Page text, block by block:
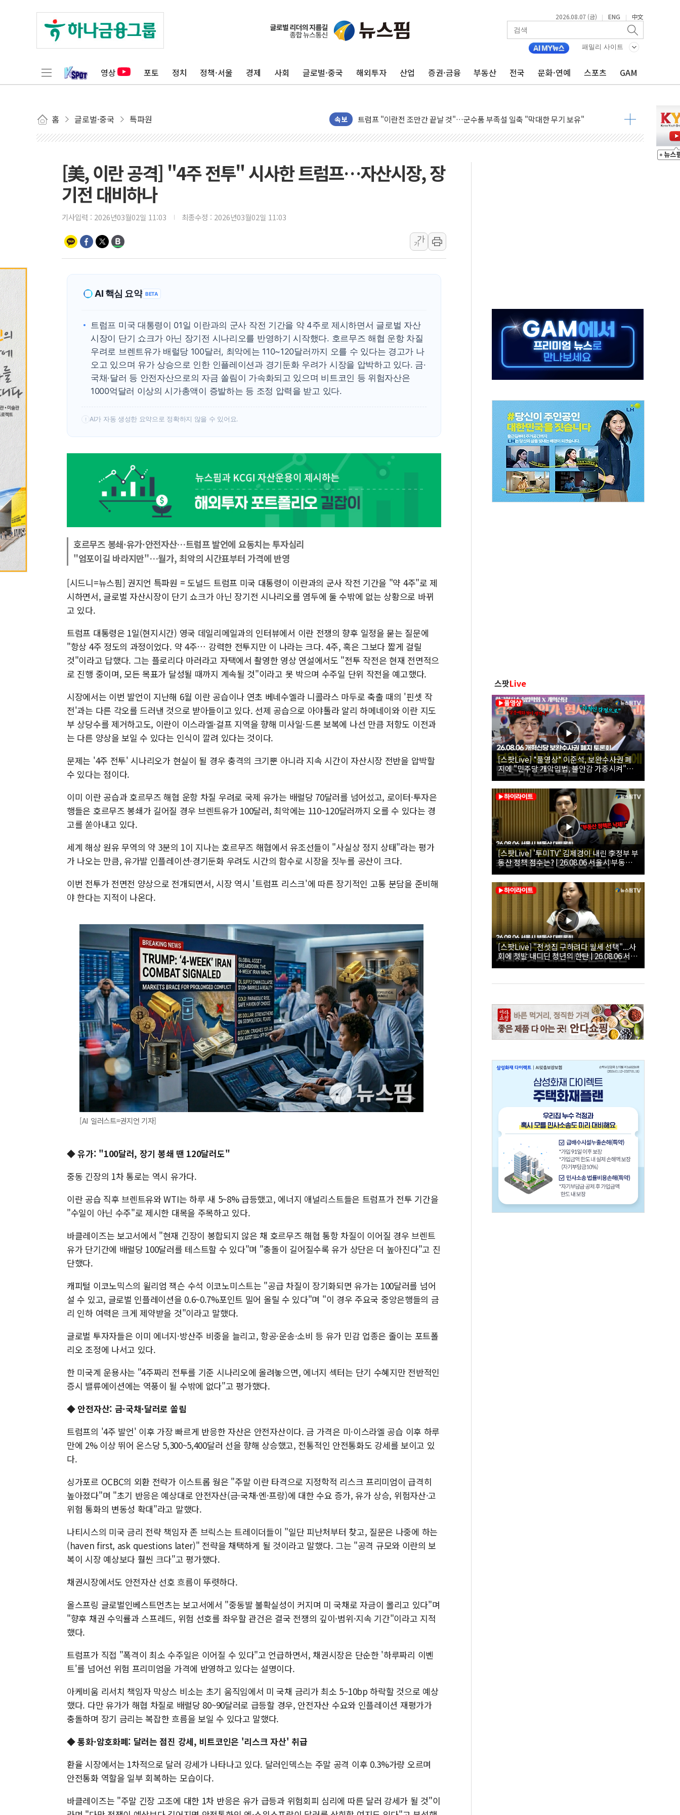
2026.08.07 (금) | ENG | 中文
패밀리 사이트
영상 포토 정치 정책·서울 경제 사회 글로벌·중국 해외투자 산업 증권·금융 부동산 전국 문화·연예 스포츠 GAM
홈 글로벌·중국 특파원 속보
카드사 고객 유입 창구 된 '트래블카드'…휴가철 넘어 장기 고객 묶는다
제나벨, 배우 공승연 브랜드 모델 발탁… 부산 광안서 약국 팝업스토어 운영
[채권/외환] 국제유가 급등에 미 국채금리·달러 동반 상승…시장, 美 고용지표 촉각
트럼프, '원정출산 시민권 차단' 행정명령 서명…출생시민권 제한 재시동
현대리바트, 원가 개선으로 실적 방어…다음 과제는 '외형 확대'
"세금 부담 덜자"…비거주 1주택자 귀환 조짐에 전월세시장 '긴장'
[금/유가] 이란의 호르무즈 해협 통항 제한 검토에 유가 3% 급등…금값 보합
뉴욕증시, 유가·금리 부담에 하락…다우 5거래일 랠리 '마침표'
[오늘의 정치일정] 8월 7일(금)
[오늘의 국회일정] 상임위·세미나·기자회견·주요 정당 - 8월 7일
구광모, 내주 실리콘밸리서 젠슨 황 재회…로봇·AI 데이터센터·모빌리티 구체화
[美, 이란 공격] "4주 전투" 시사한 트럼프…자산시장, 장
기전 대비하나
기사입력 : 2026년03월02일 11:03 최종수정 : 2026년03월02일 11:03
가
가
AI 핵심 요약 BETA
트럼프 미국 대통령이 01일 이란과의 군사 작전 기간을 약 4주로 제시하면서 글로벌 자산
시장이 단기 쇼크가 아닌 장기전 시나리오를 반영하기 시작했다. 호르무즈 해협 운항 차질
우려로 브렌트유가 배럴당 100달러, 최악에는 110~120달러까지 오를 수 있다는 경고가 나
오고 있으며 유가 상승으로 인한 인플레이션과 경기둔화 우려가 시장을 압박하고 있다. 금·
국채·달러 등 안전자산으로의 자금 쏠림이 가속화되고 있으며 비트코인 등 위험자산은
1000억달러 이상의 시가총액이 증발하는 등 조정 압력을 받고 있다.
! AI가 자동 생성한 요약으로 정확하지 않을 수 있어요.
호르무즈 봉쇄·유가·안전자산…트럼프 발언에 요동치는 투자심리
"엄포이길 바라지만"…월가, 최악의 시간표부터 가격에 반영
[시드니=뉴스핌] 권지언 특파원 = 도널드 트럼프 미국 대통령이 이란과의 군사 작전 기간을 "약 4주"로 제
시하면서, 글로벌 자산시장이 단기 쇼크가 아닌 장기전 시나리오를 염두에 둘 수밖에 없는 상황으로 바뀌
고 있다.
트럼프 대통령은 1일(현지시간) 영국 데일리메일과의 인터뷰에서 이란 전쟁의 향후 일정을 묻는 질문에
"항상 4주 정도의 과정이었다. 약 4주… 강력한 전투지만 이 나라는 크다. 4주, 혹은 그보다 짧게 걸릴
것"이라고 답했다. 그는 플로리다 마러라고 자택에서 촬영한 영상 연설에서도 "전투 작전은 현재 전면적으
로 진행 중이며, 모든 목표가 달성될 때까지 계속될 것"이라고 못 박으며 수주일 단위 작전을 예고했다.
시장에서는 이번 발언이 지난해 6월 이란 공습이나 연초 베네수엘라 니콜라스 마두로 축출 때의 '핀셋 작
전'과는 다른 각오를 드러낸 것으로 받아들이고 있다. 선제 공습으로 아야톨라 알리 하메네이와 이란 지도
부 상당수를 제거하고도, 이란이 이스라엘·걸프 지역을 향해 미사일·드론 보복에 나선 만큼 저항도 이전과
는 다른 양상을 보일 수 있다는 인식이 깔려 있다는 것이다.
문제는 '4주 전투' 시나리오가 현실이 될 경우 충격의 크기뿐 아니라 지속 시간이 자산시장 전반을 압박할
수 있다는 점이다.
이미 이란 공습과 호르무즈 해협 운항 차질 우려로 국제 유가는 배럴당 70달러를 넘어섰고, 로이터·투자은
행들은 호르무즈 봉쇄가 길어질 경우 브렌트유가 100달러, 최악에는 110~120달러까지 오를 수 있다는 경
고를 쏟아내고 있다.
세계 해상 원유 무역의 약 3분의 1이 지나는 호르무즈 해협에서 유조선들이 "사실상 정지 상태"라는 평가
가 나오는 만큼, 유가발 인플레이션·경기둔화 우려도 시간의 함수로 시장을 짓누를 공산이 크다.
이번 전투가 전면전 양상으로 전개되면서, 시장 역시 '트럼프 리스크'에 따른 장기적인 고통 분담을 준비해
야 한다는 지적이 나온다.
[AI 일러스트=권지언 기자]
◆ 유가: "100달러, 장기 봉쇄 땐 120달러도"
중동 긴장의 1차 통로는 역시 유가다.
이란 공습 직후 브렌트유와 WTI는 하루 새 5~8% 급등했고, 에너지 애널리스트들은 트럼프가 전투 기간을
"수일이 아닌 수주"로 제시한 대목을 주목하고 있다.
바클레이즈는 보고서에서 "현재 긴장이 봉합되지 않은 채 호르무즈 해협 통항 차질이 이어질 경우 브렌트
유가 단기간에 배럴당 100달러를 테스트할 수 있다"며 "충돌이 길어질수록 유가 상단은 더 높아진다"고 진
단했다.
캐피털 이코노믹스의 윌리엄 잭슨 수석 이코노미스트는 "공급 차질이 장기화되면 유가는 100달러를 넘어
설 수 있고, 글로벌 인플레이션을 0.6~0.7%포인트 밀어 올릴 수 있다"며 "이 경우 주요국 중앙은행들의 금
리 인하 여력은 크게 제약받을 것"이라고 말했다.
글로벌 투자자들은 이미 에너지·방산주 비중을 늘리고, 항공·운송·소비 등 유가 민감 업종은 줄이는 포트폴
리오 조정에 나서고 있다.
한 미국계 운용사는 "4주짜리 전투를 기준 시나리오에 올려놓으면, 에너지 섹터는 단기 수혜지만 전반적인
증시 밸류에이션에는 역풍이 될 수밖에 없다"고 평가했다.
◆ 안전자산: 금·국채·달러로 쏠림
트럼프의 '4주 발언' 이후 가장 빠르게 반응한 자산은 안전자산이다. 금 가격은 미·이스라엘 공습 이후 하루
만에 2% 이상 뛰어 온스당 5,300~5,400달러 선을 향해 상승했고, 전통적인 안전통화도 강세를 보이고 있
다.
싱가포르 OCBC의 외환 전략가 이스트롭 웡은 "주말 이란 타격으로 지정학적 리스크 프리미엄이 급격히
높아졌다"며 "초기 반응은 예상대로 안전자산(금·국채·엔·프랑)에 대한 수요 증가, 유가 상승, 위험자산·고
위험 통화의 변동성 확대"라고 말했다.
나티시스의 미국 금리 전략 책임자 존 브릭스는 트레이더들이 "일단 피난처부터 찾고, 질문은 나중에 하는
(haven first, ask questions later)" 전략을 채택하게 될 것이라고 말했다. 그는 "공격 규모와 이란의 보
복이 시장 예상보다 훨씬 크다"고 평가했다.
채권시장에서도 안전자산 선호 흐름이 뚜렷하다.
올스프링 글로벌인베스트먼츠는 보고서에서 "중동발 불확실성이 커지며 미 국채로 자금이 몰리고 있다"며
"향후 채권 수익률과 스프레드, 위험 선호를 좌우할 관건은 결국 전쟁의 깊이·범위·지속 기간"이라고 지적
했다.
트럼프가 직접 "폭격이 최소 수주일은 이어질 수 있다"고 언급하면서, 채권시장은 단순한 '하루짜리 이벤
트'를 넘어선 위험 프리미엄을 가격에 반영하고 있다는 설명이다.
아케비움 리서치 책임자 막상스 비소는 초기 움직임에서 미 국채 금리가 최소 5~10bp 하락할 것으로 예상
했다. 다만 유가가 해협 차질로 배럴당 80~90달러로 급등할 경우, 안전자산 수요와 인플레이션 재평가가
충돌하며 장기 금리는 복잡한 흐름을 보일 수 있다고 말했다.
◆ 통화·암호화폐: 달러는 점진 강세, 비트코인은 '리스크 자산' 취급
환율 시장에서는 1차적으로 달러 강세가 나타나고 있다. 달러인덱스는 주말 공격 이후 0.3%가량 오르며
안전통화 역할을 일부 회복하는 모습이다.
바클레이즈는 "주말 긴장 고조에 대한 1차 반응은 유가 급등과 위험회피 심리에 따른 달러 강세가 될 것"이
스팟Live
[스팟Live] *풀영상* 이준석, 보완수사권 폐
지에 "민주당 개악입법, 불안감 가중시켜"｜
26.08.06 개혁신당 보완수사권 폐지 토론회
[스팟Live] '투미TV' 김제경이 내린 李정부 부
동산 정책 점수는? | 26.08.06 서울시 부동산
대토론회
[스팟Live] "전셋집 구하려다 월세 선택"...사
회에 첫발 내디딘 청년의 한탄 | 26.08.06 서울
시 부동산 대토론회